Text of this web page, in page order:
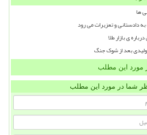
ها
دادستانی و تعزیرات می رود
ی بازار طلا
بعد از شوک جنگ
مورد این مطلب
شما در مورد این مطلب